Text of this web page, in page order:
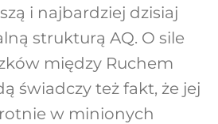
i najbardziej dzisiaj
strukturą AQ. O sile
między Ruchem
świadczy też fakt, że jej
w minionych